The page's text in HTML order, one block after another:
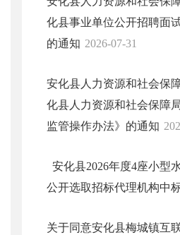
化县事业单位公开招聘面
的通知 2026-07-31
安化县人力资源和社会保
化县人力资源和社会保障
监管操作办法》的通知
安化县2026年度4座小型
公开选取招标代理机构中
关于同意安化县梅城镇互